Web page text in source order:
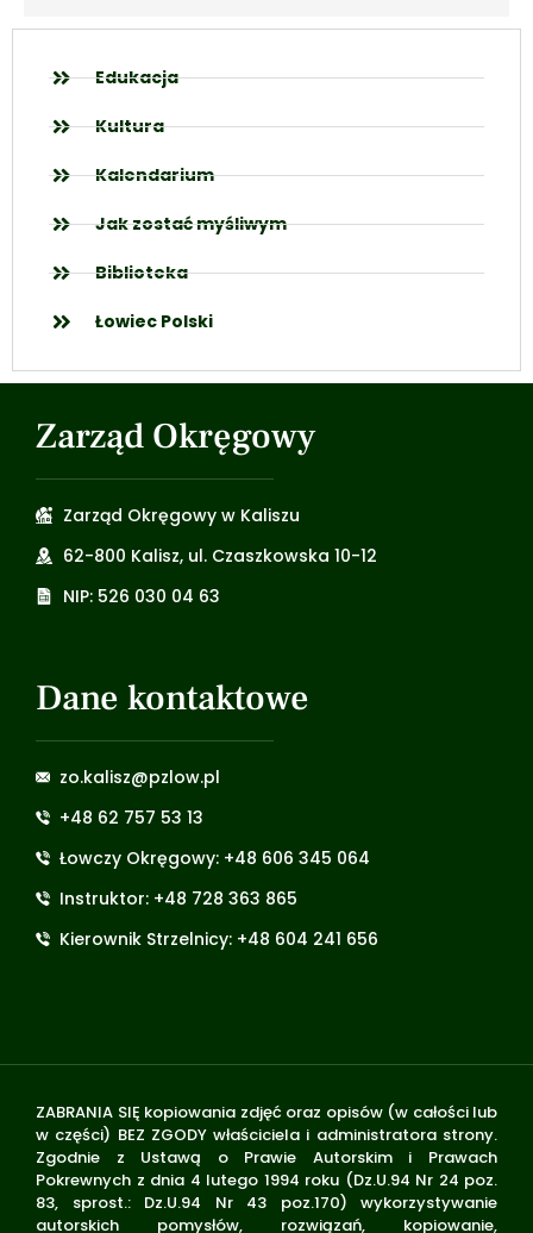
Edukacja
Kultura
Kalendarium
Jak zostać myśliwym
Biblioteka
Łowiec Polski
Zarząd Okręgowy
Zarząd Okręgowy w Kaliszu
62-800 Kalisz, ul. Czaszkowska 10-12
NIP: 526 030 04 63
Dane kontaktowe
zo.kalisz@pzlow.pl
+48 62 757 53 13
Łowczy Okręgowy: +48 606 345 064
Instruktor: +48 728 363 865
Kierownik Strzelnicy: +48 604 241 656
ZABRANIA SIĘ kopiowania zdjęć oraz opisów (w całości lub
w części) BEZ ZGODY właściciela i administratora strony.
Zgodnie z Ustawą o Prawie Autorskim i Prawach
Pokrewnych z dnia 4 lutego 1994 roku (Dz.U.94 Nr 24 poz.
83, sprost.: Dz.U.94 Nr 43 poz.170) wykorzystywanie
autorskich pomysłów, rozwiązań, kopiowanie,